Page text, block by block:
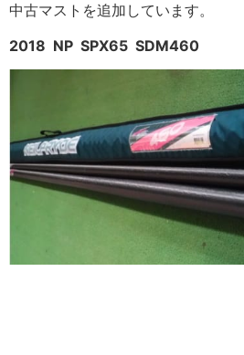
中古マストを追加しています。
2018 NP SPX65 SDM460